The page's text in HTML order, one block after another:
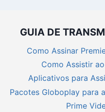
GUIA DE
Como Assinar
Como Assistir
Aplicativos para
Pacotes Globoplay para
Prime